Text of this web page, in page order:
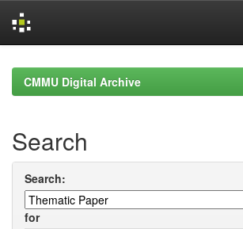
navigationCMMU Digital Archive
Search
Search:
for